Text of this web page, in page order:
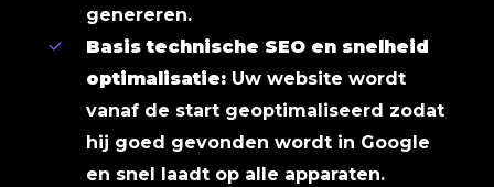
genereren.
Basis technische SEO en snelheid
optimalisatie: Uw website wordt
vanaf de start geoptimaliseerd zodat
hij goed gevonden wordt in Google
en snel laadt op alle apparaten.